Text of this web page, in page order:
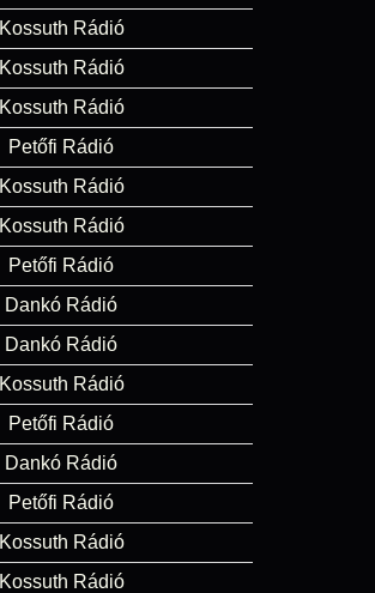
Kossuth Rádió
Kossuth Rádió
Kossuth Rádió
Petőfi Rádió
Kossuth Rádió
Kossuth Rádió
Petőfi Rádió
Dankó Rádió
Dankó Rádió
Kossuth Rádió
Petőfi Rádió
Dankó Rádió
Petőfi Rádió
Kossuth Rádió
Kossuth Rádió